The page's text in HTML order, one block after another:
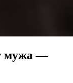
мужа —